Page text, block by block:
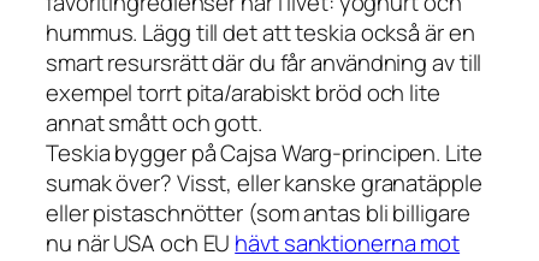
hummus. Lägg till det att teskia också är en
smart resursrätt där du får användning av till
exempel torrt pita/arabiskt bröd och lite
annat smått och gott.
Teskia bygger på Cajsa Warg-principen. Lite
sumak över? Visst, eller kanske granatäpple
eller pistaschnötter (som antas bli billigare
nu när USA och EU hävt sanktionerna mot